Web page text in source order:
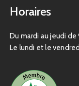
Horaires
Du mardi au jeudi de
Le lundi et le